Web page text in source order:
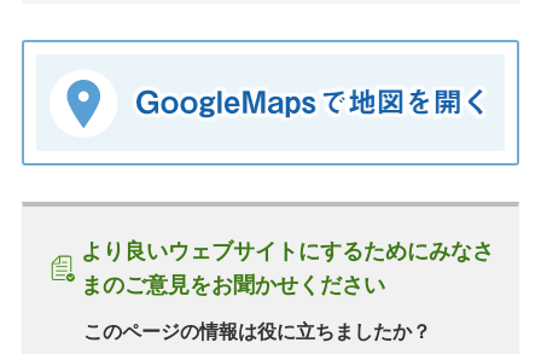
より良いウェブサイトにするためにみなさ
まのご意見をお聞かせください
このページの情報は役に立ちましたか？